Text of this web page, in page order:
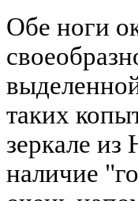
Обе ноги
таких
зеркале
наличие